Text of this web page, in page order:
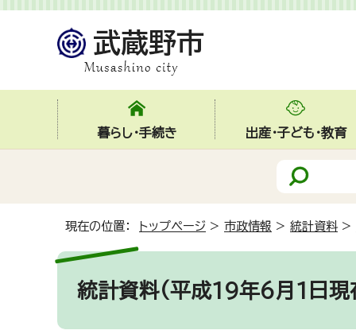
暮らし・手続き 出産・子ども・教育
現在の位置： トップページ > 市政情報 > 統計資料 >
統計資料(平成19年6月1日現